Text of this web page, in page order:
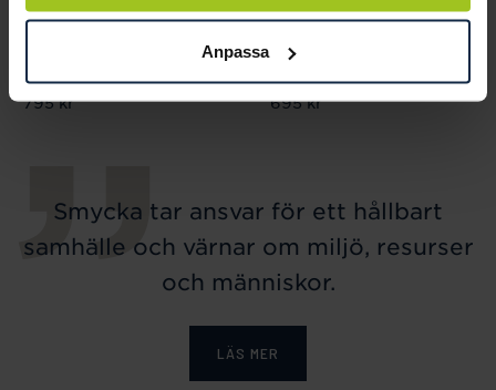
Anpassa
Caroline Svedbom
Petite Drop Necklace /
Pris:795 kr
795 kr
Caroline Svedbom
Pris:695 kr
695 kr
Smycka tar ansvar för ett hållbart
samhälle och värnar om miljö, resurser
och människor.
LÄS MER